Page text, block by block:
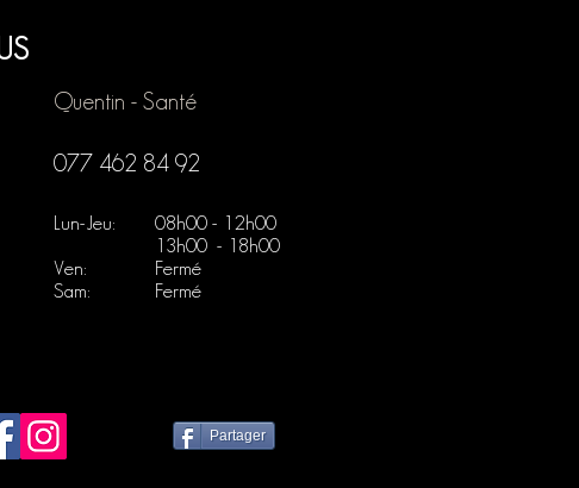
Quentin - Santé
077 462 84 92
Lun-Jeu:
Ven:
Sam:
08h00 - 12h00
13h00 - 18h00
Fermé
Fermé
Partager